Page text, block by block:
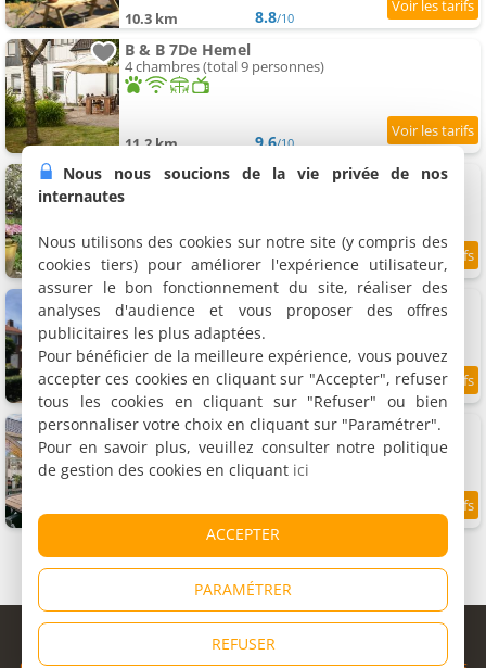
10.3 km 8.8/10
B & B 7De Hemel
4 chambres (total 9 personnes)
11.2 km 9.6/10
Pieni Talo
11.4 km 8.4/10
B & B - Pension Perruque
6 chambres (total 14 personnes)
11.7 km 8.5
B & B Unieck
3 chambres (total 6 personnes)
11.9 km 9.6/10
© Copyright 1998 - 2026
Nous nous soucions de la vie privée de nos
internautes
Nous utilisons des cookies sur notre site (y compris des
cookies tiers) pour améliorer l'expérience utilisateur,
assurer le bon fonctionnement du site, réaliser des
analyses d'audience et vous proposer des offres
publicitaires les plus adaptées.
Pour bénéficier de la meilleure expérience, vous pouvez
accepter ces cookies en cliquant sur "Accepter", refuser
tous les cookies en cliquant sur "Refuser" ou bien
personnaliser votre choix en cliquant sur "Paramétrer".
Pour en savoir plus, veuillez consulter notre politique
de gestion des cookies en cliquant ici
ACCEPTER
PARAMÉTRER
REFUSER